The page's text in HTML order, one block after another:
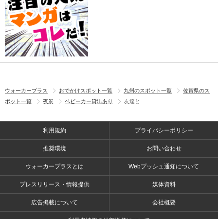
ウォーカープラス おでかけスポット一覧 九州のスポット一覧
佐賀県のス
ポット一覧
夜景 ベビーカー貸出あり 友達と
利用規約 プライバシーポリシー
推奨環境 お問い合わせ
ウォーカープラスとは Webプッシュ通知について
プレスリリース・情報提供 媒体資料
広告掲載について 会社概要